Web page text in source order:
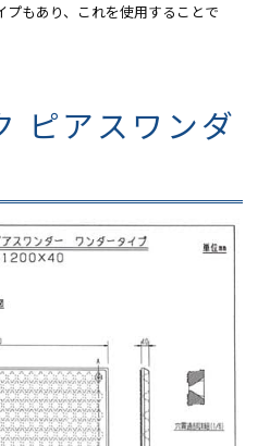
プもあり、これを使用することで
ピアスワンダ